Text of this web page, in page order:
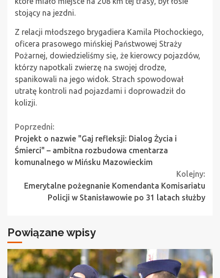
stojący na jezdni.
Z relacji młodszego brygadiera Kamila Płochockiego,
oficera prasowego mińskiej Państwowej Straży
Pożarnej, dowiedzieliśmy się, że kierowcy pojazdów,
którzy napotkali zwierzę na swojej drodze,
spanikowali na jego widok. Strach spowodował
utratę kontroli nad pojazdami i doprowadził do
kolizji.
Continue
Reading
Poprzedni:
Projekt o nazwie "Gaj refleksji: Dialog Życia i
Śmierci" – ambitna rozbudowa cmentarza
komunalnego w Mińsku Mazowieckim
Kolejny:
Emerytalne pożegnanie Komendanta Komisariatu
Policji w Stanisławowie po 31 latach służby
Powiązane wpisy